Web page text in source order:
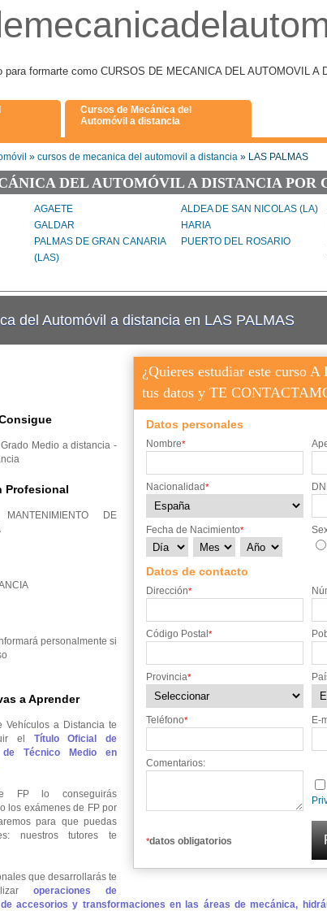
formarte como CURSOS DE MECANICA DEL AUTOMOVIL A
Cursos de Mecánica del
Automóvil a distancia
» cursos de mecanica del automovil a distancia » LAS PALMAS
DEL AUTOMÓVIL A DISTANCIA POR
AGAETE ALDEA DE SAN NICOLAS (LA)
GALDAR HARIA
PALMAS DE GRAN CANARIA
(LAS)
PUERTO DEL ROSARIO
GRAN CANARIA
del Automóvil a distancia en LAS PALMAS
¿Quieres estudiar este curso
tus datos y TE
Datos personales
Nombre*
Nacionalidad*
Fecha de Nacimiento*
Datos de contacto
Dirección*
Código Postal *
Provincia*
Teléfono* E-
Comentarios:
*datos obligatorios
Medio a distancia -
Profesional
DE
personalmente si
a Aprender
Vehículos a Distancia te
el Título Oficial de
de Técnico Medio en
FP lo conseguirás
los exámenes de FP por
para que puedas
nuestros tutores te
que desarrollarás te
operaciones de
accesorios y transformaciones en las áreas de mecánica,